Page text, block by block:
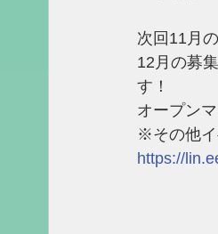
次回11月
12月の募
す！
オープン
※その他イ
https://